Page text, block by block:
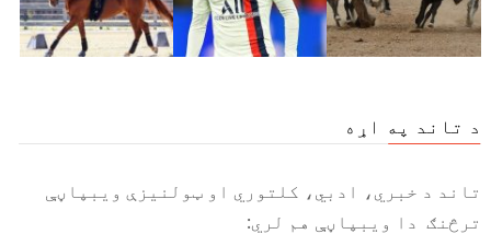
د تاند په اړه
تاند د خبري، ادبي، کلتوري او ټولنیزې ویبپاڼې
ترڅنګ دا ویبپاڼې هم لري: